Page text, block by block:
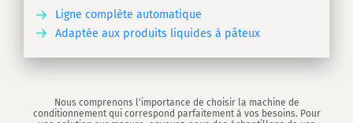
Ligne complète automatique
Adaptée aux produits liquides à pâteux
Nous comprenons l'importance de choisir la machine de
conditionnement qui correspond parfaitement à vos besoins. Pour